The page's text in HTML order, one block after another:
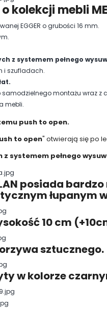
kolekcji mebli
EGGER o grubości 16 mm.
z systemem pełnego
i szufladach.
montażu wraz z
mebli.
push to open.
to open" otwierają się po
systemem pełnego
posiada
łupanym
10 cm
sztucznego.
w kolorze